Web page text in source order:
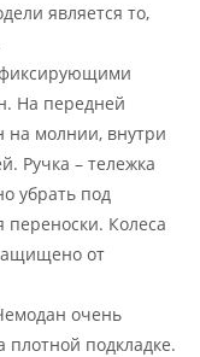
является то,
фиксирующими
На передней
на молнии, внутри
Ручка – тележка
убрать под
переноски. Колеса
от
очень
подкладке.